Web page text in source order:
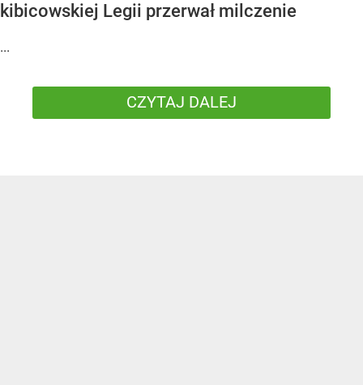
kibicowskiej Legii przerwał milczenie
...
CZYTAJ DALEJ